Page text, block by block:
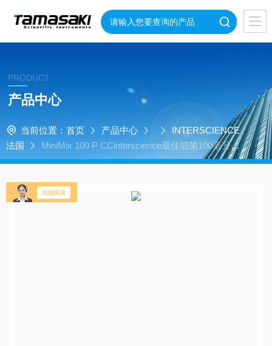
PRODUCT
产品中心
当前位置： 首页 产品中心
INTERSCIENCE
法国
MiniMix 100 P CCinterscience最佳细菌100毫升实
验室均质器